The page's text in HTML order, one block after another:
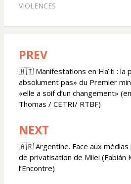
VIOLENCES
Navigation
de
l’article
PREV
🇭🇹 Manifestations en Haïti : la
absolument pas» du Premier
«elle a soif d’un changement»
Thomas / CETRI/ RTBF)
NEXT
🇦🇷 Argentine. Face aux médias
de privatisation de Milei (Fabián
l’Encontre)